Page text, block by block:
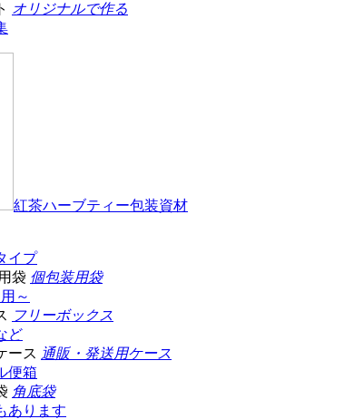
オリジナルで作る
紅茶ハーブティー包装資材
イプ
個包装用袋
～
フリーボックス
ど
通販・発送用ケース
便箱
角底袋
あります